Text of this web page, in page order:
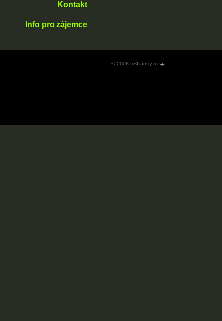
Kontakt
Info pro zájemce
© 2026 eStránky.cz